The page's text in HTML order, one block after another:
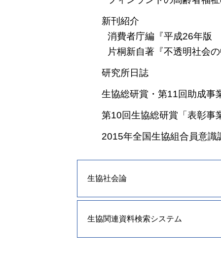
新刊紹介
消費者庁編『平成26年版
片桐新自著『不透明社会
研究所日誌
生協総研賞・第11回助成事
第10回生協総研賞「表彰事
2015年全国生協組合員意
生協社会論
生協関連資料検索システム